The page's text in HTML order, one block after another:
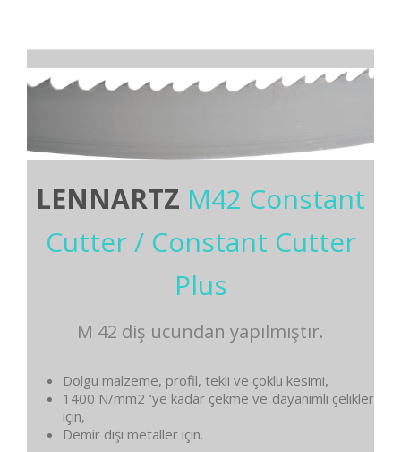
LENNARTZ M42 Constant
Cutter / Constant Cutter
Plus
M 42 diş ucundan yapılmıştır.
Dolgu malzeme, profil, tekli ve çoklu kesimi,
1400 N/mm2 ‘ye kadar çekme ve dayanımlı çelikler
için,
Demir dışı metaller için.